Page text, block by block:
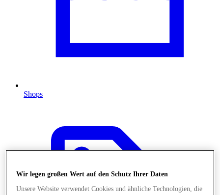
Shops
Wir legen großen Wert auf den Schutz Ihrer Daten
Unsere Website verwendet Cookies und ähnliche Technologien, die